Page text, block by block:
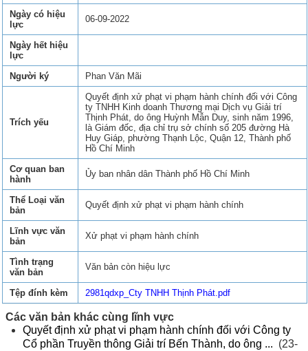
Ngày có hiệu
lực
06-09-2022
Ngày hết hiệu
lực
Người ký
Phan Văn Mãi
Trích yếu
Quyết định xử phạt vi phạm hành chính đối với Công
ty TNHH Kinh doanh Thương mại Dịch vụ Giải trí
Thịnh Phát, do ông Huỳnh Mẫn Duy, sinh năm 1996,
là Giám đốc, địa chỉ trụ sở chính số 205 đường Hà
Huy Giáp, phường Thạnh Lộc, Quận 12, Thành phố
Hồ Chí Minh
Cơ quan ban
hành
Ủy ban nhân dân Thành phố Hồ Chí Minh
Thể Loại văn
bản
Quyết định xử phạt vi phạm hành chính
Lĩnh vực văn
bản
Xử phạt vi phạm hành chính
Tình trạng
văn bản
Văn bản còn hiệu lực
Tệp đính kèm 2981qdxp_Cty TNHH Thịnh Phát.pdf
Các văn bản khác cùng lĩnh vực
Quyết định xử phạt vi phạm hành chính đối với Công ty
Cổ phần Truyền thông Giải trí Bến Thành, do ông ... (23-